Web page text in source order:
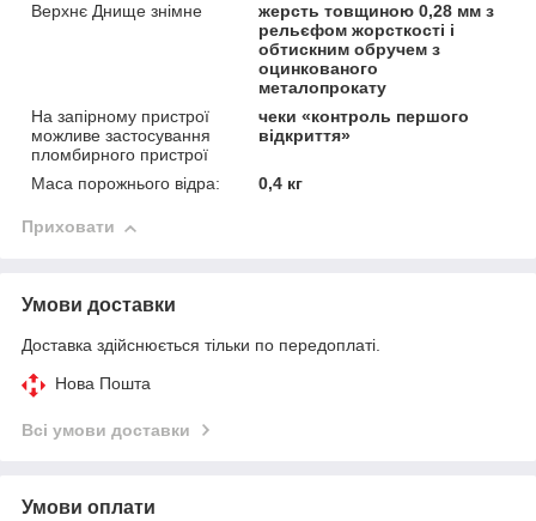
Верхнє Днище знімне
жерсть товщиною 0,28 мм з
рельєфом жорсткості і
обтискним обручем з
оцинкованого
металопрокату
На запірному пристрої
можливе застосування
пломбирного пристрої
чеки «контроль першого
відкриття»
Маса порожнього відра: 0,4 кг
Приховати
Умови доставки
Доставка здійснюється тільки по передоплаті.
Нова Пошта
Всі умови доставки
Умови оплати